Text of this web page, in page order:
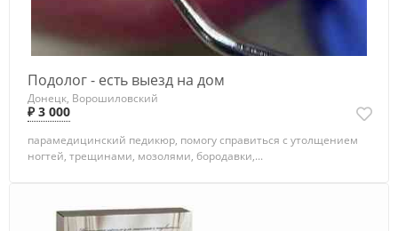
Подолог - есть выезд на дом
Донецк, Ворошиловский
₽ 3 000
парамедицинский педикюр, помогу справиться с утолщением
ногтей, трещинами, мозолями, бородавки,...